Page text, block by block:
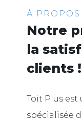
À PROPOS
Notre
la
clients !
Toit Plus
spécialisée